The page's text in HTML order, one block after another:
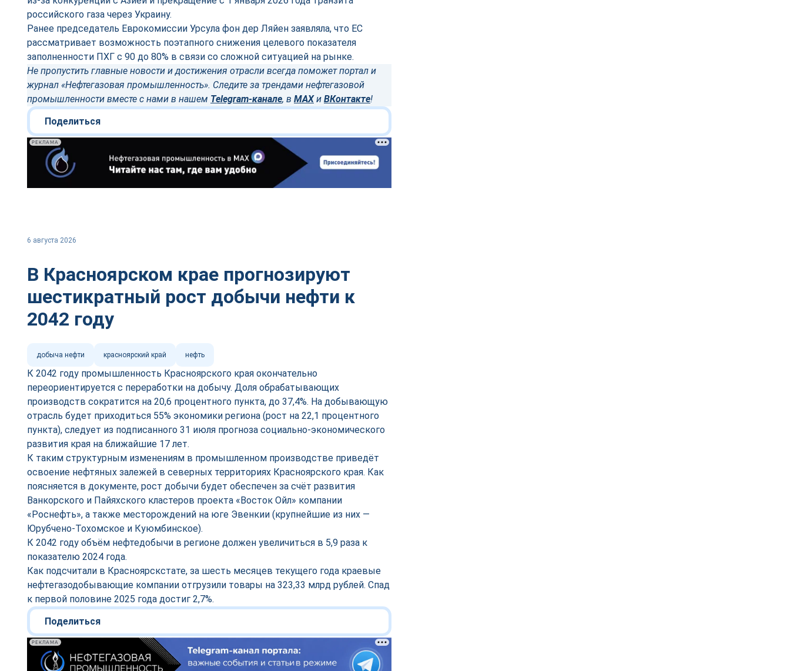
российского газа через Украину.
Ранее председатель Еврокомиссии Урсула фон дер Ляйен заявляла, что ЕС
рассматривает возможность поэтапного снижения целевого показателя
заполненности ПХГ с 90 до 80% в связи со сложной ситуацией на рынке.
Не пропустить главные новости и достижения отрасли всегда поможет портал и
журнал «Нефтегазовая промышленность». Следите за трендами нефтегазовой
промышленности вместе с нами в нашем Telegram-канале, в MAXи ВКонтакте!
Поделиться
РЕКЛАМА
6 августа 2026
В Красноярском крае прогнозируют
шестикратный рост добычи нефти к
2042 году
добыча нефти красноярский край нефть
К 2042 году промышленность Красноярского края окончательно
переориентируется с переработки на добычу. Доля обрабатывающих
производств сократится на 20,6 процентного пункта, до 37,4%. На добывающую
отрасль будет приходиться 55% экономики региона (рост на 22,1 процентного
пункта), следует из подписанного 31 июля прогноза социально-экономического
развития края на ближайшие 17 лет.
К таким структурным изменениям в промышленном производстве приведёт
освоение нефтяных залежей в северных территориях Красноярского края. Как
поясняется в документе, рост добычи будет обеспечен за счёт развития
Ванкорского и Пайяхского кластеров проекта «Восток Ойл» компании
«Роснефть», а также месторождений на юге Эвенкии (крупнейшие из них —
Юрубчено-Тохомское и Куюмбинское).
К 2042 году объём нефтедобычи в регионе должен увеличиться в 5,9 раза к
показателю 2024 года.
Как подсчитали в Красноярскстате, за шесть месяцев текущего года краевые
нефтегазодобывающие компании отгрузили товары на 323,33 млрд рублей. Спад
к первой половине 2025 года достиг 2,7%.
Поделиться
РЕКЛАМА